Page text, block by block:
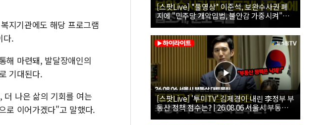
지기관에도 해당 프로그램
다.
해 마련돼, 발달장애인의
기대된다.
더 나은 삶의 기회를 여는
로 이어가겠다"고 말했다.
[스팟Live] *풀영상* 이준석, 보완수사권 폐
지에 "민주당 개악입법, 불안감 가중시켜"｜
26.08.06 개혁신당 보완수사권 폐지 토론회
[스팟Live] '투미TV' 김제경이 내린 李정부 부
동산 정책 점수는? | 26.08.06 서울시 부동산
대토론회